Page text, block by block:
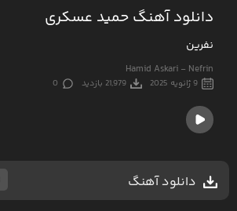
دانلود آهنگ حمید عسکری
نفرین
Hamid Askari - Nefrin
9 ژانویه 2025 21,979 بازدید 0
دانلود آهنگ